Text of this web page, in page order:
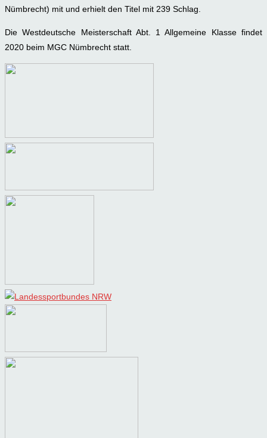
Nümbrecht) mit und erhielt den Titel mit 239 Schlag.
Die Westdeutsche Meisterschaft Abt. 1 Allgemeine Klasse findet
2020 beim MGC Nümbrecht statt.